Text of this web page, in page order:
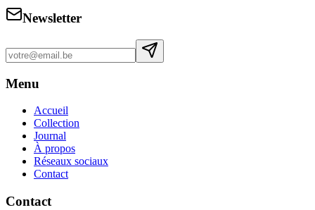
Newsletter
Menu
Accueil
Collection
Journal
À propos
Réseaux sociaux
Contact
Contact